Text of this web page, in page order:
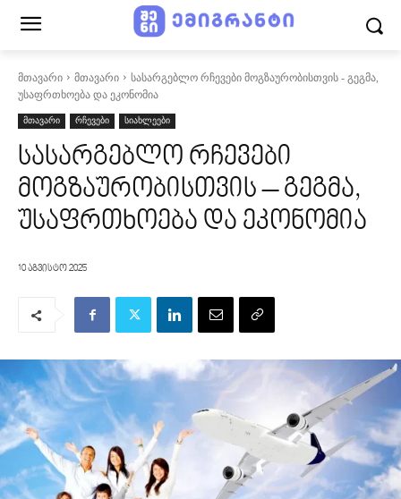
მთავარი მთავარი
სასარგებლო რჩევები მოგზაურობისთვის - გეგმა,
უსაფრთხოება და ეკონომია
მთავარი რჩევები სიახლეები
სასარგებლო რჩევები
მოგზაურობისთვის – გეგმა,
უსაფრთხოება და ეკონომია
10 აგვისტო 2025